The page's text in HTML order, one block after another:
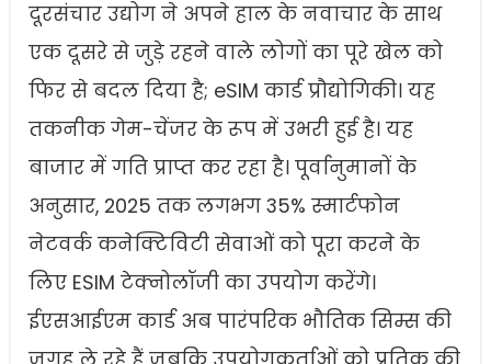
दूरसंचार उद्योग ने अपने हाल के नवाचार के साथ
एक दूसरे से जुड़े रहने वाले लोगों का पूरे खेल को
फिर से बदल दिया है; eSIM कार्ड प्रौद्योगिकी। यह
तकनीक गेम-चेंजर के रूप में उभरी हुई है। यह
बाजार में गति प्राप्त कर रहा है। पूर्वानुमानों के
अनुसार, 2025 तक लगभग 35% स्मार्टफोन
नेटवर्क कनेक्टिविटी सेवाओं को पूरा करने के
लिए ESIM टेक्नोलॉजी का उपयोग करेंगे।
ईएसआईएम कार्ड अब पारंपरिक भौतिक सिम्स की